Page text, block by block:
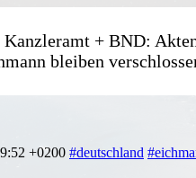
+ BND:
bleiben
+0200 #deutschland